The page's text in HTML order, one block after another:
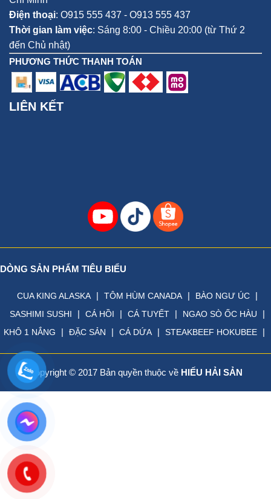
Điện thoại: O915 555 437 - O913 555 437
Thời gian làm việc: Sáng 8:00 - Chiều 20:00 (từ Thứ 2
đến Chủ nhật)
PHƯƠNG THỨC THANH TOÁN
LIÊN KẾT
DÒNG SẢN PHẨM TIÊU BIỂU
CUA KING ALASKA | TÔM HÙM CANADA | BÀO NGƯ ÚC |
SASHIMI SUSHI | CÁ HỒI | CÁ TUYẾT | NGAO SÒ ỐC HÀU |
KHÔ 1 NẮNG | ĐẶC SẢN | CÁ DỨA | STEAKBEEF HOKUBEE |
Copyright © 2017 Bản quyền thuộc về HIẾU HẢI SẢN